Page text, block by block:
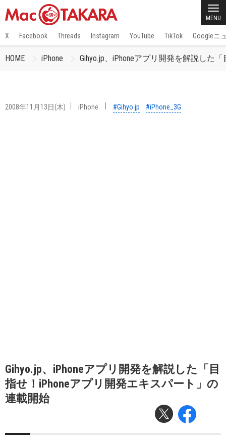
MENU
X Facebook Threads Instagram YouTube TikTok Googleニ
HOME iPhone Gihyo.jp、iPhoneアプリ開発を解説した
2008年11月13日(木) iPhone #Gihyo.jp #iPhone_3G
Gihyo.jp、iPhoneアプリ開発を解説した「目
指せ！iPhoneアプリ開発エキスパート」の
連載開始